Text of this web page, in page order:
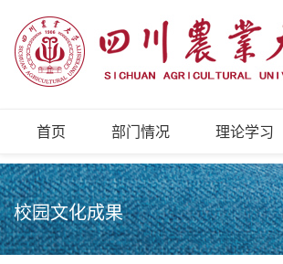
首页 部门情况 理论学习
校园文化成果